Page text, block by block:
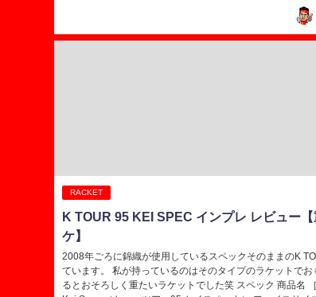
RACKET
K TOUR 95 KEI SPEC インプレ レビュー【
ケ】
2008年ごろに錦織が使用しているスペックそのままのK
ています。 私が持っているのはそのタイプのラケットでお
るとおそろしく重たいラケットでした笑 スペック 商品名